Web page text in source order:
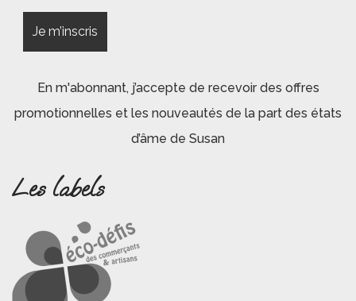
En m'abonnant, j’accepte de recevoir des offres
promotionnelles et les nouveautés de la part des états
d’âme de Susan
Les labels